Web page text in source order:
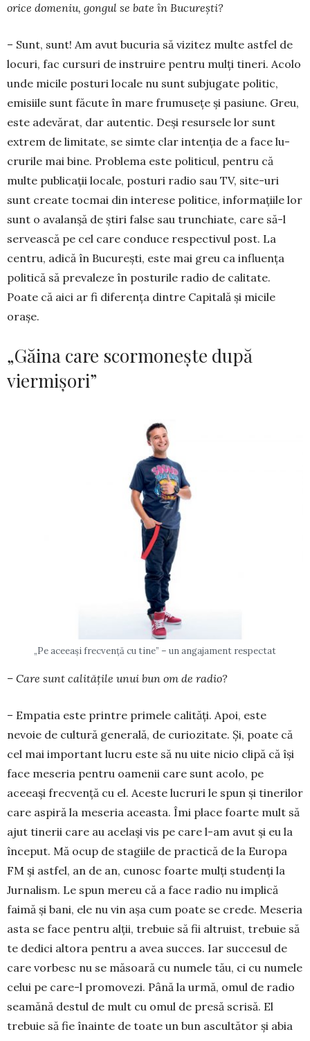
orice domeniu, gongul se bate în Bucureşti?
– Sunt, sunt! Am avut bucuria să vi­zi­tez multe astfel de
locuri, fac cursuri de ins­­truire pentru mulţi tineri. Acolo
unde mi­cile posturi locale nu sunt subjugate po­litic,
emisiile sunt făcute în mare fru­mu­se­ţe şi pasiune. Greu,
este adevărat, dar au­ten­tic. Deşi resursele lor sunt
extrem de li­mitate, se simte clar intenţia de a face lu­
crurile mai bine. Problema este politicul, pen­tru că
multe publicaţii locale, posturi radio sau TV, site-uri
sunt create tocmai din interese politice, informaţiile lor
sunt o avalanşă de ştiri false sau trunchiate, care să-l
servească pe cel care conduce res­pec­tivul post. La
centru, adică în Bucu­reşti, este mai greu ca influenţa
politică să pre­valeze în posturile radio de calitate.
Poate că aici ar fi diferenţa dintre Capitală şi mi­cile
oraşe.
„Găina care scormonește după
viermișori”
„Pe aceeaşi frecvenţă cu tine” – un angajament respectat
– Care sunt calităţile unui bun om de radio?
– Empatia este printre primele calităţi. Apoi, este
nevoie de cultură generală, de curiozitate. Şi, poate că
cel mai important lucru este să nu uite nicio clipă că îşi
face meseria pentru oamenii care sunt acolo, pe
aceeaşi frecvenţă cu el. Aceste lucruri le spun şi tinerilor
care aspiră la meseria aceas­ta. Îmi place foarte mult să
ajut tinerii care au acelaşi vis pe care l-am avut şi eu la
început. Mă ocup de stagiile de practică de la Europa
FM şi astfel, an de an, cunosc foarte mulţi studenţi la
Jurnalism. Le spun mereu că a face radio nu implică
faimă şi bani, ele nu vin aşa cum poate se crede. Meseria
asta se face pentru alţii, trebuie să fii altruist, trebuie să
te dedici altora pentru a avea succes. Iar succesul de
care vorbesc nu se măsoară cu numele tău, ci cu numele
celui pe care-l promovezi. Până la urmă, omul de radio
seamănă destul de mult cu omul de presă scrisă. El
trebuie să fie înainte de toate un bun ascultător şi abia